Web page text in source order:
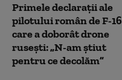
Primele declarații ale
pilotului român de F-16
care a doborât drone
rusești: „N-am știut
pentru ce decolăm”